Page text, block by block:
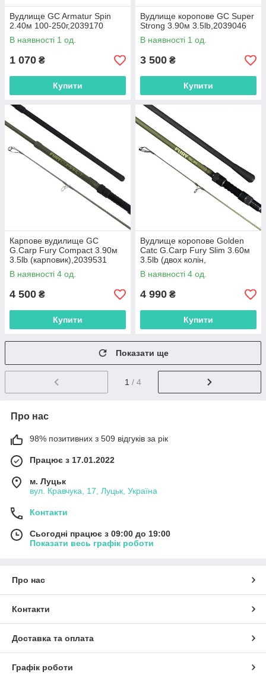
Вудлище GC Armatur Spin
2.40м 100-250г,2039170
В наявності 1 од.
1 070 ₴
Купити
Вудлище коропове GC Super
Strong 3.90м 3.5lb,2039046
В наявності 1 од.
3 500 ₴
Купити
Карпове вудилище GC
G.Carp Fury Compact 3.90м
3.5lb (карповик),2039531
В наявності 4 од.
4 500 ₴
Купити
Вудлище коропове Golden
Catc G.Carp Fury Slim 3.60м
3.5lb (двох колін,
професійний),2039540
В наявності 4 од.
4 990 ₴
Купити
Показати ще
1 / 4
Про нас
98% позитивних з 509 відгуків за рік
Працює з 17.01.2022
м. Луцьк
вул. Кравчука, 17, Луцьк, Україна
Контакти
Сьогодні працює з 09:00 до 19:00
Показати весь графік роботи
Про нас
Контакти
Доставка та оплата
Графік роботи